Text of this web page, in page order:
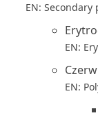
EN: Secondary
EN:
EN: